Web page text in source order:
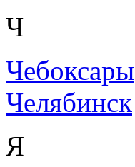
Ч
Чебоксары
Челябинск
Я